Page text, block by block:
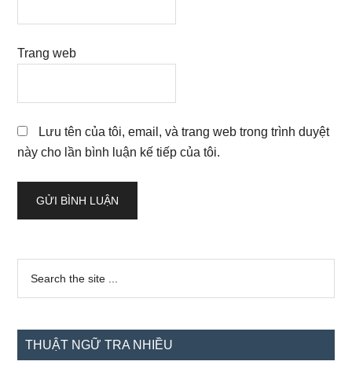
Trang web
Lưu tên của tôi, email, và trang web trong trình duyệt
này cho lần bình luận kế tiếp của tôi.
Sidebar
chính
...
THUẬT NGỮ TRA NHIỀU